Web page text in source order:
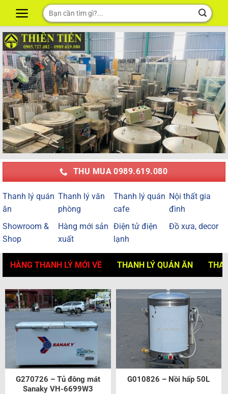
content
Tìm
kiếm:
THU MUA 0989.619.080
Thanh lý quán
ăn
Thanh lý văn
phòng
Thanh lý quán
cafe
Nội thất gia
đình
Showroom &
Shop
Hàng mới sản
xuất
Điện tử điện
lạnh
Đồ xưa, decor
HÀNG THANH LÝ MỚI VỀ THANH LÝ QUÁN ĂN
G270726 – Tủ đông mát
Sanaky VH-6699W3
G010826 – Nồi hấp 50L